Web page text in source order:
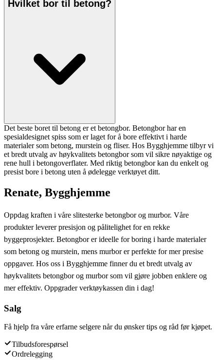
Hvilket bor til betong?
Det beste boret til betong er et betongbor. Betongbor har en
spesialdesignet spiss som er laget for å bore effektivt i harde
materialer som betong, murstein og fliser. Hos Bygghjemme tilbyr vi
et bredt utvalg av høykvalitets betongbor som vil sikre nøyaktige og
rene hull i betongoverflater. Med riktig betongbor kan du enkelt og
presist bore i betong uten å ødelegge verktøyet ditt.
Renate, Bygghjemme
Oppdag kraften i våre slitesterke betongbor og murbor. Våre
produkter leverer presisjon og pålitelighet for en rekke
byggeprosjekter. Betongbor er ideelle for boring i harde materialer
som betong og murstein, mens murbor er perfekte for mer presise
oppgaver. Hos oss i Bygghjemme finner du et bredt utvalg av
høykvalitets betongbor og murbor som vil gjøre jobben enklere og
mer effektiv. Oppgrader verktøykassen din i dag!
Salg
Få hjelp fra våre erfarne selgere når du ønsker tips og råd før kjøpet.
Tilbudsforespørsel
Ordrelegging